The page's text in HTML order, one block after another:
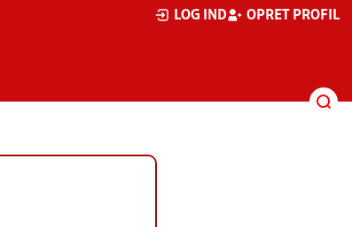
LOG IND OPRET PROFIL